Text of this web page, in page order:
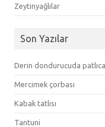
Zeytinyağlılar
Son Yazılar
Derin dondurucuda
Mercimek çorbası
Kabak tatlısı
Tantuni